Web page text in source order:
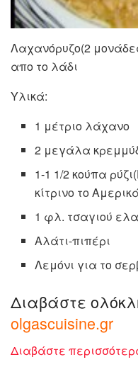
Λαχανόρυζο(2
απο το λάδι
Υλικά:
1 μέτριο λάχανο
2 μεγάλα
1-1 1/2 κούπα
κίτρινο το
1 φλ. τσαγιού
Αλάτι-πιπέρι
Λεμόνι για το
Διαβάστε
olgascuisine.gr
Διαβάστε